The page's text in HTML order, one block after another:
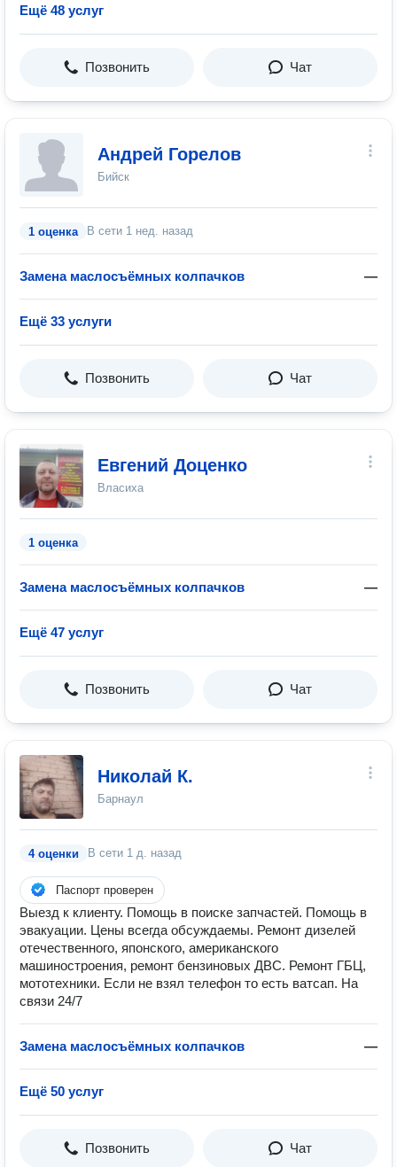
Ещё 48 услуг
Позвонить Чат
Андрей Горелов
Бийск
1 оценка В сети 1 нед. назад
Замена маслосъёмных колпачков —
Ещё 33 услуги
Позвонить Чат
Евгений Доценко
Власиха
1 оценка
Замена маслосъёмных колпачков —
Ещё 47 услуг
Позвонить Чат
Николай К.
Барнаул
4 оценки В сети 1 д. назад
Паспорт проверен
Выезд к клиенту. Помощь в поиске запчастей. Помощь в
эвакуации. Цены всегда обсуждаемы. Ремонт дизелей
отечественного, японского, американского
машиностроения, ремонт бензиновых ДВС. Ремонт ГБЦ,
мототехники. Если не взял телефон то есть ватсап. На
связи 24/7
Замена маслосъёмных колпачков —
Ещё 50 услуг
Позвонить Чат